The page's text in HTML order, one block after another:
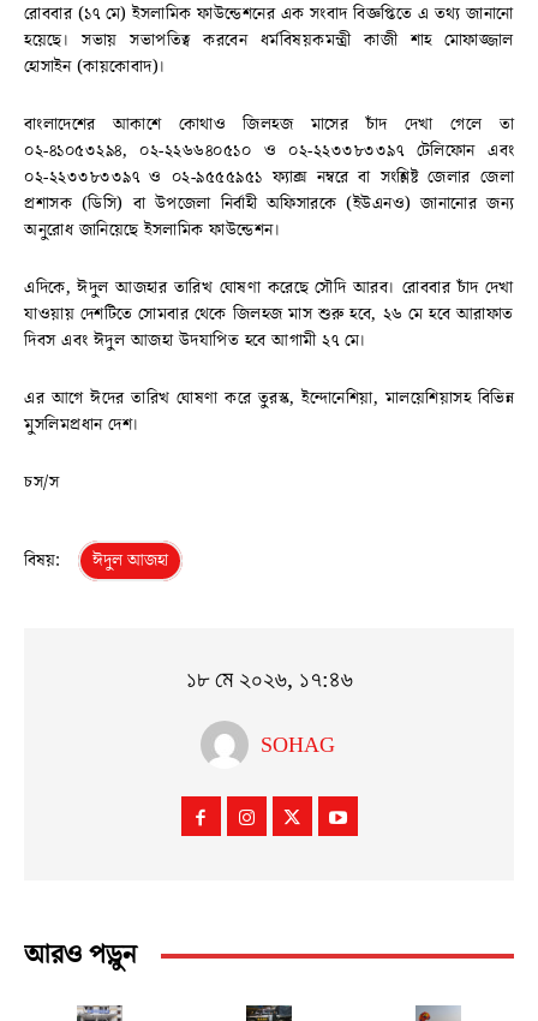
রোববার (১৭ মে) ইসলামিক ফাউন্ডেশনের এক সংবাদ বিজ্ঞপ্তিতে এ তথ্য জানানো
হয়েছে। সভায় সভাপতিত্ব করবেন ধর্মবিষয়কমন্ত্রী কাজী শাহ মোফাজ্জাল
হোসাইন (কায়কোবাদ)।
বাংলাদেশের আকাশে কোথাও জিলহজ মাসের চাঁদ দেখা গেলে তা
০২-৪১০৫৩২৯৪, ০২-২২৬৬৪০৫১০ ও ০২-২২৩৩৮৩৩৯৭ টেলিফোন এবং
০২-২২৩৩৮৩৩৯৭ ও ০২-৯৫৫৫৯৫১ ফ্যাক্স নম্বরে বা সংশ্লিষ্ট জেলার জেলা
প্রশাসক (ডিসি) বা উপজেলা নির্বাহী অফিসারকে (ইউএনও) জানানোর জন্য
অনুরোধ জানিয়েছে ইসলামিক ফাউন্ডেশন।
এদিকে, ঈদুল আজহার তারিখ ঘোষণা করেছে সৌদি আরব। রোববার চাঁদ দেখা
যাওয়ায় দেশটিতে সোমবার থেকে জিলহজ মাস শুরু হবে, ২৬ মে হবে আরাফাত
দিবস এবং ঈদুল আজহা উদযাপিত হবে আগামী ২৭ মে।
এর আগে ঈদের তারিখ ঘোষণা করে তুরস্ক, ইন্দোনেশিয়া, মালয়েশিয়াসহ বিভিন্ন
মুসলিমপ্রধান দেশ।
চস/স
বিষয়: ঈদুল আজহা
১৮ মে ২০২৬, ১৭:৪৬
SOHAG
আরও পড়ুন